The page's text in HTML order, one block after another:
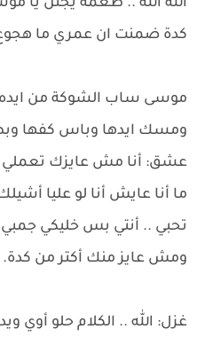
الله الله .. طعمه يجنن يا
كدة ضمنت ان عمري ما
موسى ساب الشوكة من ايده
ومسك ايدها وباس كفها
عشق: أنا مش عايزك تعملي
ما أنا عايش أنا لو عليا
تحبي .. أنتي بس خليكي
ومش عايز منك أكتر من كدة.
غزل: الله .. الكلام حلو